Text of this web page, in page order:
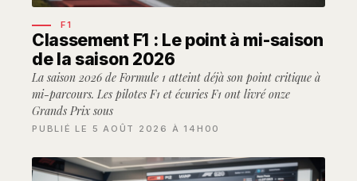
F1
Classement F1 : Le point à mi-saison
de la saison 2026
La saison 2026 de Formule 1 atteint déjà son point critique à
mi-parcours. Les pilotes F1 et écu­ries F1 ont livré onze
Grands Prix sous
PUBLIÉ LE 5 AOÛT 2026 À 14H00